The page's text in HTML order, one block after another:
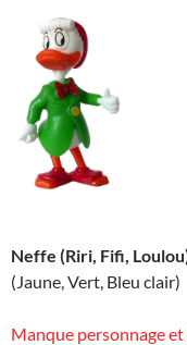
Neffe (Riri, Fifi,
(Jaune, Vert, Bleu clair)
Manque personnage